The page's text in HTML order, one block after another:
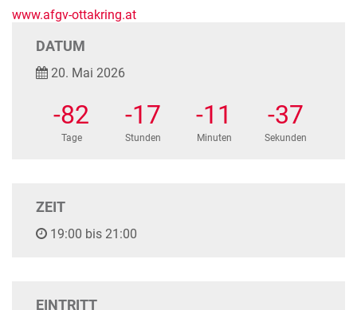
www.afgv-ottakring.at
DATUM
20. Mai 2026
-82
Tage
-17
Stunden
-11
Minuten
-37
Sekunden
ZEIT
19:00 bis 21:00
EINTRITT